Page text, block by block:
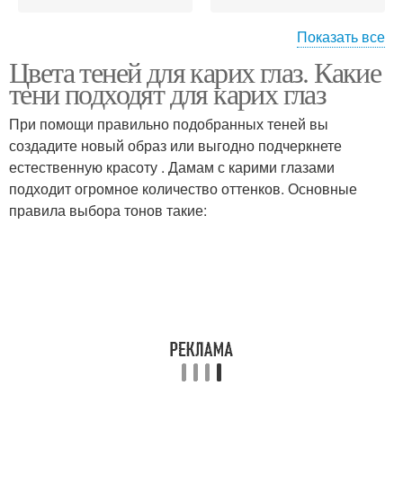
Глаза с зеленым
подтоном
макияж для карих глаз
Макияж для черных
глаз
Глаз по цвету
Показать все
Цвета теней для карих глаз. Какие
тени подходят для карих глаз
При помощи правильно подобранных теней вы
создадите новый образ или выгодно подчеркнете
естественную красоту . Дамам с карими глазами
подходит огромное количество оттенков. Основные
правила выбора тонов такие: